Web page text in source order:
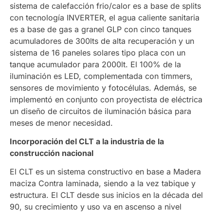
sistema de calefacción frio/calor es a base de splits
con tecnología INVERTER, el agua caliente sanitaria
es a base de gas a granel GLP con cinco tanques
acumuladores de 300lts de alta recuperación y un
sistema de 16 paneles solares tipo placa con un
tanque acumulador para 2000lt. El 100% de la
iluminación es LED, complementada con timmers,
sensores de movimiento y fotocélulas. Además, se
implementó en conjunto con proyectista de eléctrica
un diseño de circuitos de iluminación básica para
meses de menor necesidad.
Incorporación del CLT a la industria de la
construcción nacional
El CLT es un sistema constructivo en base a Madera
maciza Contra laminada, siendo a la vez tabique y
estructura. El CLT desde sus inicios en la década del
90, su crecimiento y uso va en ascenso a nivel